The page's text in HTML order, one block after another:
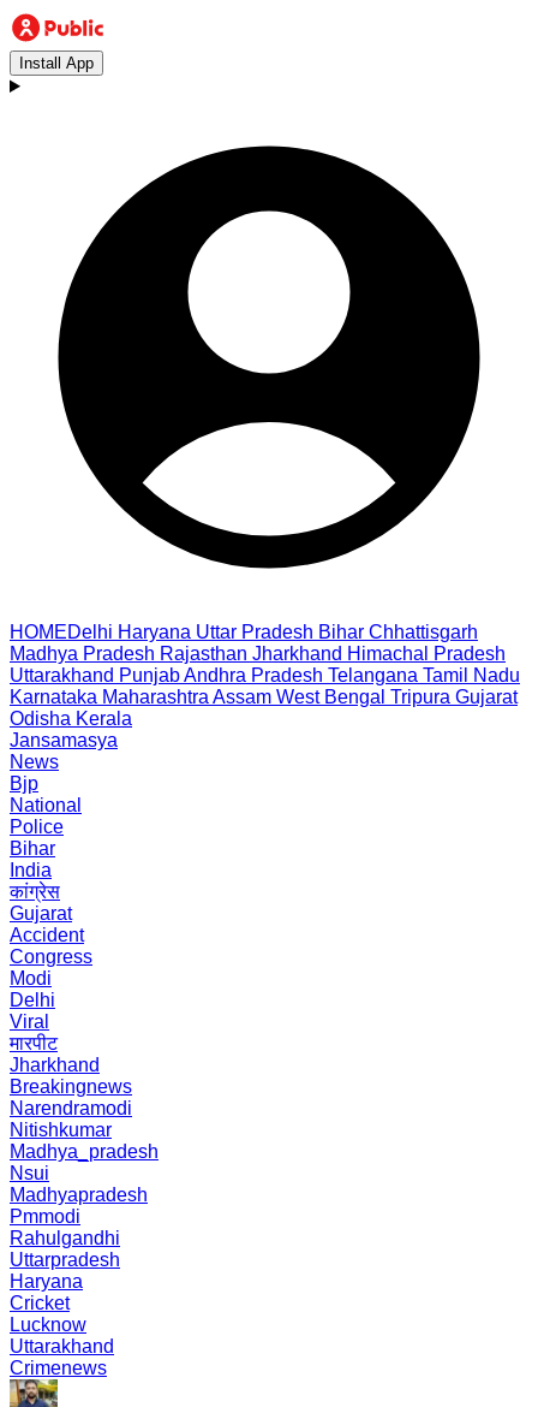
Install App
HOMEDelhi Haryana Uttar Pradesh Bihar Chhattisgarh
Madhya Pradesh Rajasthan Jharkhand Himachal Pradesh
Uttarakhand PunjabAndhra Pradesh Telangana Tamil Nadu
Karnataka Maharashtra Assam West Bengal Tripura Gujarat
Odisha Kerala
Jansamasya
News
Bjp
National
Police
Bihar
India
कांग्रेस
Gujarat
Accident
Congress
Modi
Delhi
Viral
मारपीट
Jharkhand
Breakingnews
Narendramodi
Nitishkumar
Madhya_pradesh
Nsui
Madhyapradesh
Pmmodi
Rahulgandhi
Uttarpradesh
Haryana
Cricket
Lucknow
Uttarakhand
Crimenews